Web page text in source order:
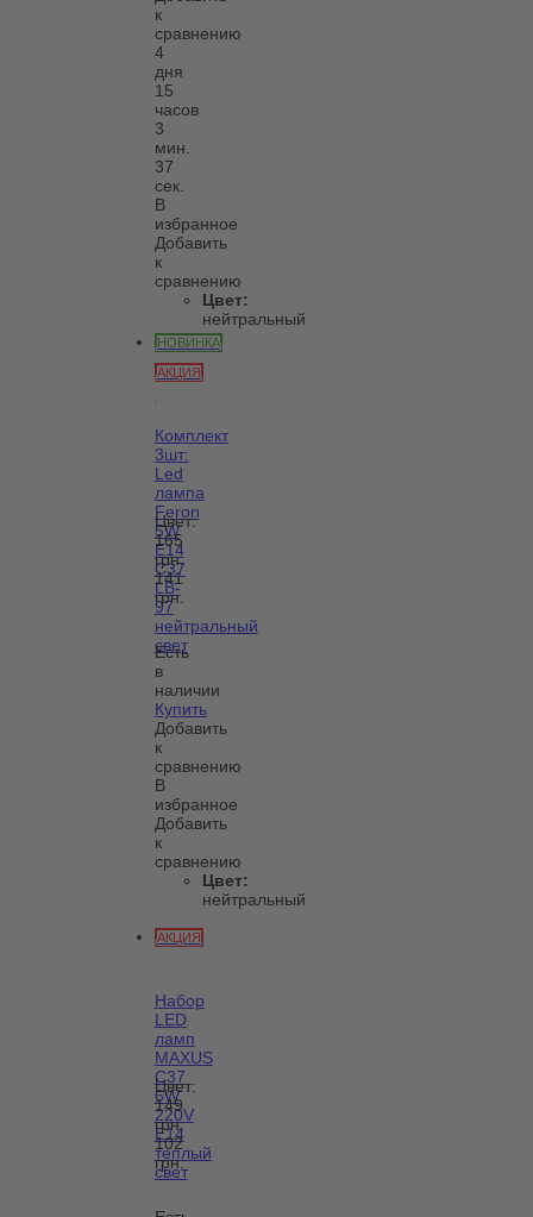
к
сравнению
4
дня
15
часов
3
мин.
37
сек.
В
избранное
Добавить
к
сравнению
Цвет:
нейтральный
НОВИНКА
АКЦИЯ
Комплект
3шт:
Led
лампа
Feron
5W
Е14
С37
LB-
97
нейтральный
свет
Цвет:
165
грн.
141
грн.
Есть
в
наличии
Купить
Добавить
к
сравнению
В
избранное
Добавить
к
сравнению
Цвет:
нейтральный
АКЦИЯ
Набор
LED
ламп
MAXUS
C37
6W
220V
E14
теплый
свет
Цвет:
149
грн.
102
грн.